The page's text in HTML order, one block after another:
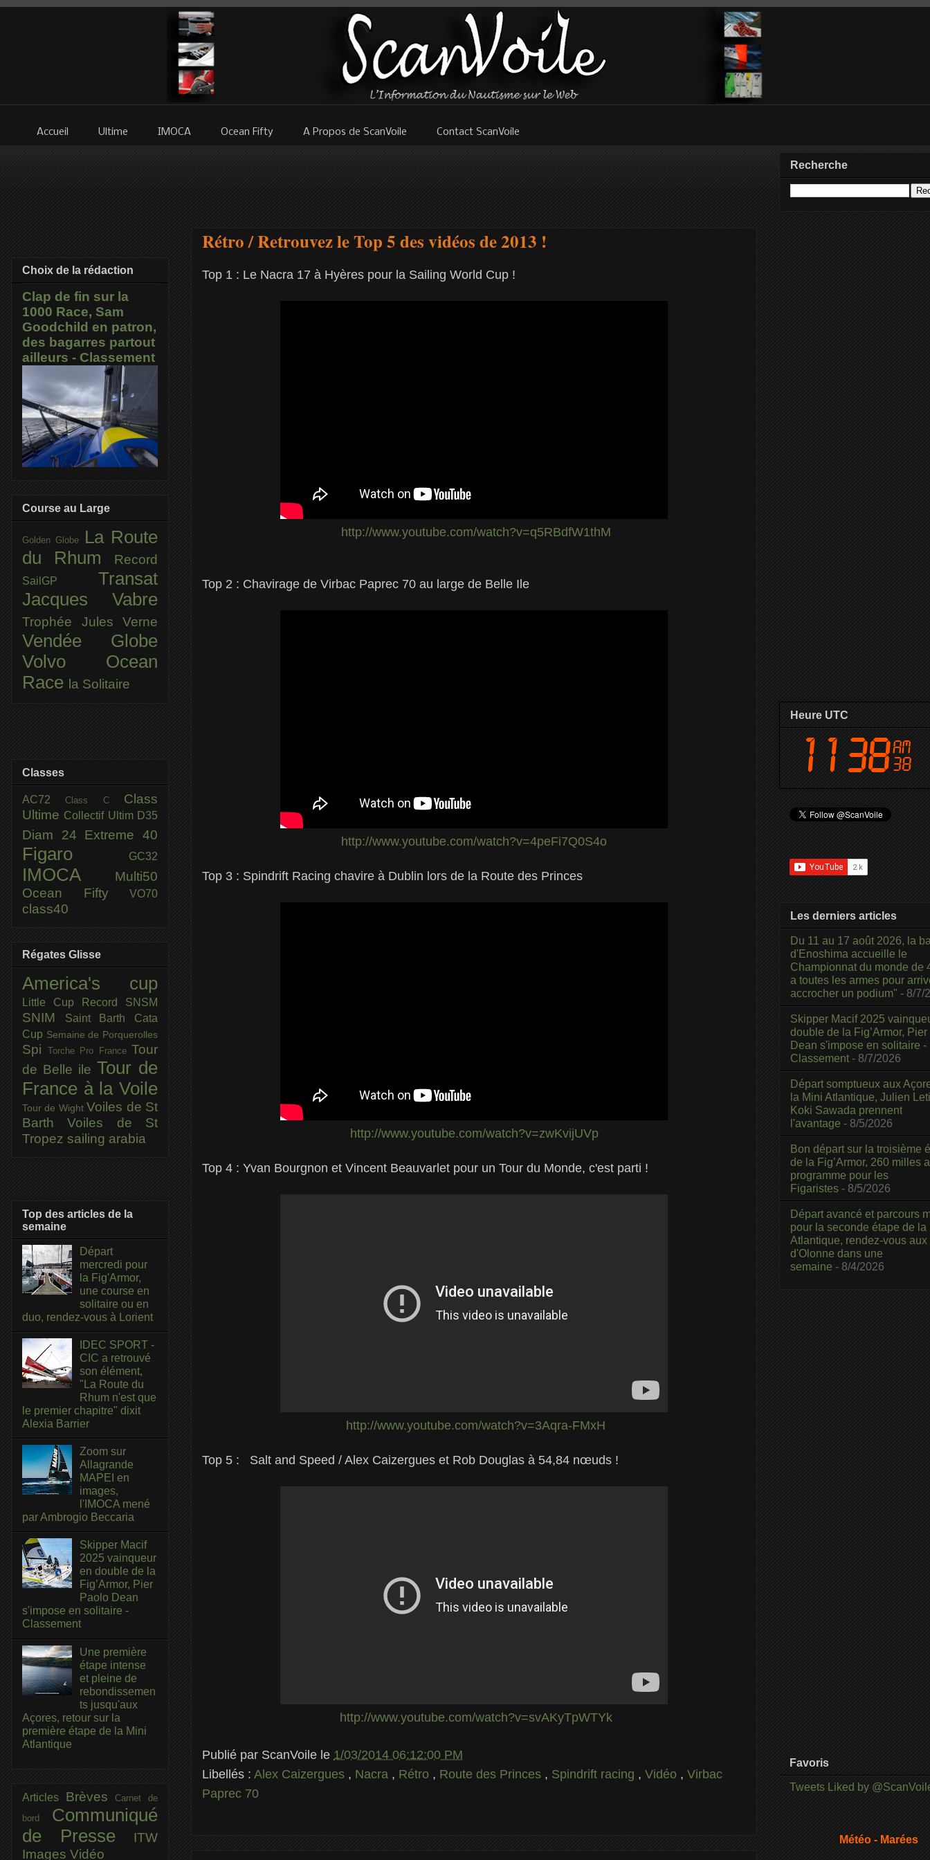
Accueil Ultime IMOCA Ocean Fifty A Propos de ScanVoile Contact ScanVoile
Rétro / Retrouvez le Top 5 des vidéos de 2013 !
Top 1 : Le Nacra 17 à Hyères pour la Sailing World Cup !
http://www.youtube.com/watch?v=q5RBdfW1thM
Top 2 : Chavirage de Virbac Paprec 70 au large de Belle Ile
http://www.youtube.com/watch?v=4peFi7Q0S4o
Top 3 : Spindrift Racing chavire à Dublin lors de la Route des Princes
http://www.youtube.com/watch?v=zwKvijUVp
Top 4 : Yvan Bourgnon et Vincent Beauvarlet pour un Tour du Monde, c'est parti !
http://www.youtube.com/watch?v=3Aqra-FMxH
Top 5 : Salt and Speed / Alex Caizergues et Rob Douglas à 54,84 nœuds !
http://www.youtube.com/watch?v=svAKyTpWTYk
Publié par ScanVoile le 1/03/2014 06:12:00 PM
Libellés : Alex Caizergues , Nacra , Rétro , Route des Princes , Spindrift racing , Vidéo , Virbac
Paprec 70
Choix de la rédaction
Clap de fin sur la
1000 Race, Sam
Goodchild en patron,
des bagarres partout
ailleurs - Classement
Course au Large
Golden Globe
La Route
du Rhum
Record
SailGP Transat
Jacques Vabre
Trophée Jules Verne
Vendée Globe
Volvo Ocean
Race la Solitaire
Classes
AC72Class C Class
Ultime Collectif Ultim D35
Diam 24 Extreme 40
Figaro GC32
IMOCA
Multi50
Ocean Fifty
VO70
class40
Régates Glisse
America's cup
Little Cup Record SNSM
SNIM
Saint Barth Cata
Cup Semaine de Porquerolles
Spi Torche Pro France Tour
de Belle ile Tour de
France à la Voile
Tour de Wight Voiles de St
BarthVoiles de St
Tropez sailing arabia
Top des articles de la
semaine
Départ
mercredi pour
la Fig'Armor,
une course en
solitaire ou en
duo, rendez-vous à Lorient
IDEC SPORT -
CIC a retrouvé
son élément,
"La Route du
Rhum n'est que
le premier chapitre" dixit
Alexia Barrier
Zoom sur
Allagrande
MAPEI en
images,
l'IMOCA mené
par Ambrogio Beccaria
Skipper Macif
2025 vainqueur
en double de la
Fig’Armor, Pier
Paolo Dean
s'impose en solitaire -
Classement
Une première
étape intense
et pleine de
rebondissemen
ts jusqu'aux
Açores, retour sur la
première étape de la Mini
Atlantique
Articles BrèvesCarnet de
bord Communiqué
de Presse
ITW
Images Vidéo
Recherche
Heure UTC
Les derniers articles
Du 11 au 17 août 2026, la
d'Enoshima accueille le
Championnat du monde de
a toutes les armes pour
accrocher un podium" - 8/7/
Skipper Macif 2025
double de la Fig’Armor,
Dean s'impose en solitaire -
Classement - 8/7/2026
Départ somptueux aux
la Mini Atlantique, Julien
Koki Sawada prennent
l'avantage - 8/5/2026
Bon départ sur la troisième
de la Fig’Armor, 260 milles
programme pour les
Figaristes - 8/5/2026
Départ avancé et parcours
pour la seconde étape de la
Atlantique, rendez-vous
d'Olonne dans une
semaine - 8/4/2026
Favoris
Tweets Liked by
Météo - Marées